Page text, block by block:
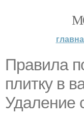
Правила
плитку в
Удаление